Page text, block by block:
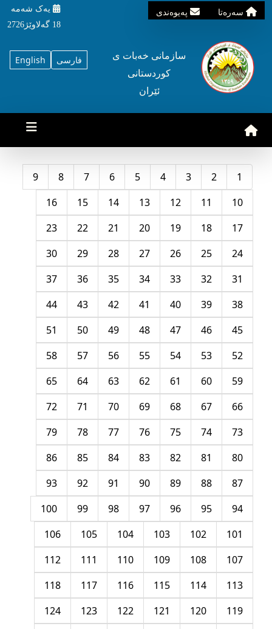
سه‌ره‌تا په‌یوه‌ندی
یه‌ک شه‌مه‌
18 گه‌لاوێژ2726
English فارسی
سازمانی خه‌بات ی
کوردستانی
ئێران
1
2
3
4
5
6
7
8
9
10
11
12
13
14
15
16
17
18
19
20
21
22
23
24
25
26
27
28
29
30
31
32
33
34
35
36
37
38
39
40
41
42
43
44
45
46
47
48
49
50
51
52
53
54
55
56
57
58
59
60
61
62
63
64
65
66
67
68
69
70
71
72
73
74
75
76
77
78
79
80
81
82
83
84
85
86
87
88
89
90
91
92
93
94
95
96
97
98
99
100
101
102
103
104
105
106
107
108
109
110
111
112
113
114
115
116
117
118
119
120
121
122
123
124